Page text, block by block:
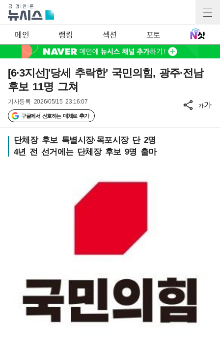
메인 랭킹 섹션 포토
[6·3지선]'당세 추락한' 국민의힘, 광주·전남
후보 11명 그쳐
기사등록 2026/05/15 23:16:07
구글에서 선호하는 매체로 추가
가가
단체장 후보 특별시장·목포시장 단 2명
4년 전 선거에는 단체장 후보 9명 출마